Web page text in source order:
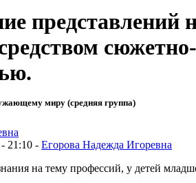
представлений
миру (средняя группа)
21:10 - Егорова Надежда Игоревна
на тему профессий, у детей